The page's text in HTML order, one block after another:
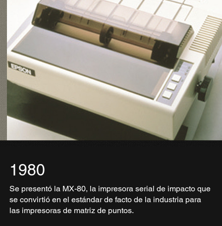
1980
Se presentó la MX-80, la impresora serial de impacto que
se convirtió en el estándar de facto de la industria para
las impresoras de matriz de puntos.